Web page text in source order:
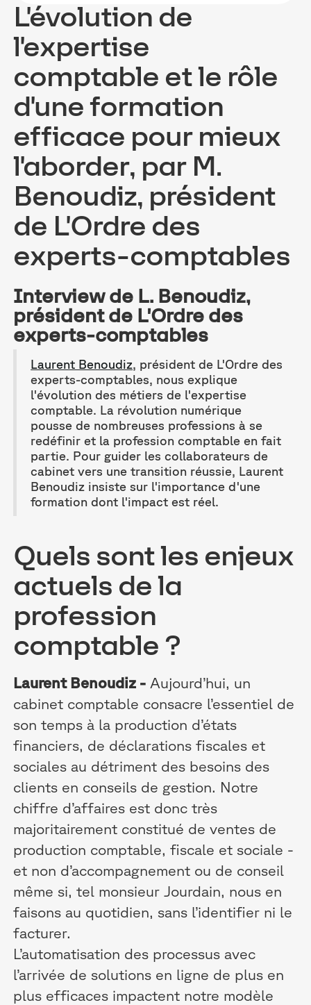
LOGICIELS
L'évolution de
l'expertise
comptable et le rôle
d'une formation
efficace pour mieux
l'aborder, par M.
Benoudiz, président
de L'Ordre des
experts-comptables
Interview de L. Benoudiz,
président de L'Ordre des
experts-comptables
Laurent Benoudiz, président de L'Ordre des
experts-comptables, nous explique
l'évolution des métiers de l'expertise
comptable. La révolution numérique
pousse de nombreuses professions à se
redéfinir et la profession comptable en fait
partie. Pour guider les collaborateurs de
cabinet vers une transition réussie, Laurent
Benoudiz insiste sur l'importance d'une
formation dont l'impact est réel.
Quels sont les enjeux
actuels de la
profession
comptable ?
Laurent Benoudiz - Aujourd’hui, un
cabinet comptable consacre l’essentiel de
son temps à la production d’états
financiers, de déclarations fiscales et
sociales au détriment des besoins des
clients en conseils de gestion. Notre
chiffre d’affaires est donc très
majoritairement constitué de ventes de
production comptable, fiscale et sociale -
et non d’accompagnement ou de conseil
même si, tel monsieur Jourdain, nous en
faisons au quotidien, sans l’identifier ni le
facturer.
L’automatisation des processus avec
l’arrivée de solutions en ligne de plus en
plus efficaces impactent notre modèle